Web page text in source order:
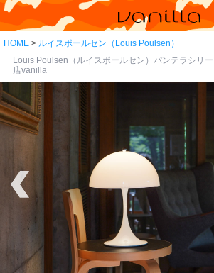
HOME
ルイスポールセン（Louis Poulsen）
Louis Poulsen（ルイスポールセン）パンテラシリ
店vanilla